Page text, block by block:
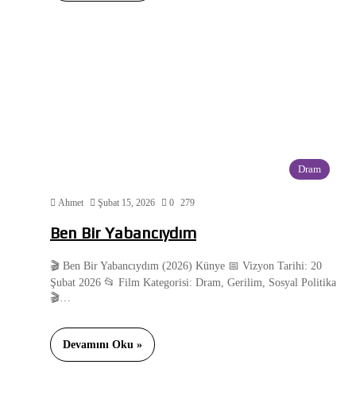
Dram
Ahmet Şubat 15, 2026 0 279
Ben Bir Yabancıydım
🎬 Ben Bir Yabancıydım (2026) Künye 📅 Vizyon Tarihi: 20
Şubat 2026 📂 Film Kategorisi: Dram, Gerilim, Sosyal Politika
🎬…
Devamını Oku »